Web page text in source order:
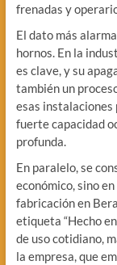
frenadas y
El dato más
hornos. En la
es clave, y su
también un
esas instalaciones
fuerte capacidad
profunda.
En paralelo, se
económico, sino
fabricación en
etiqueta “Hecho
de uso cotidiano,
la empresa, que